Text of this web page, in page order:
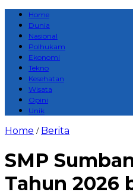
Home
Dunia
Nasional
Polhukam
Ekonomi
Tekno
Kesehatan
Wisata
Opini
Unik
Home / Berita
SMP
Tahun 2026